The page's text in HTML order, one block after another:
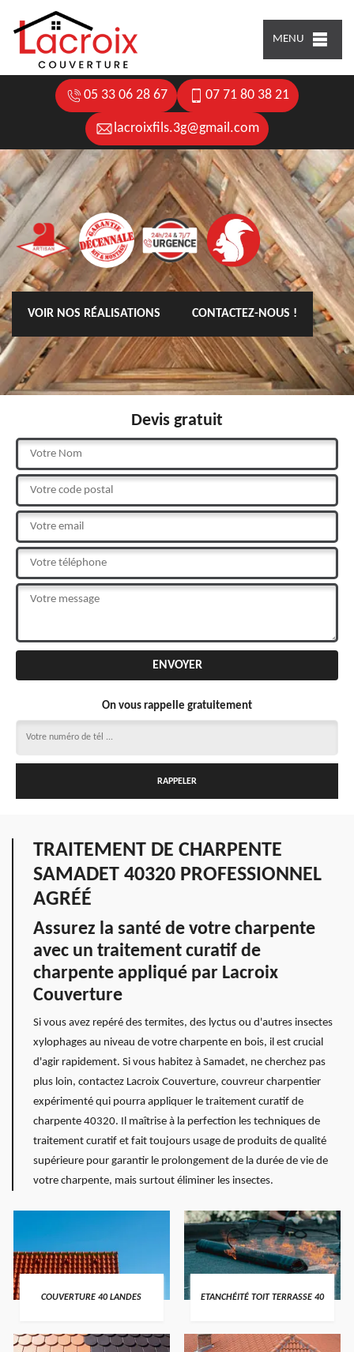
MENU
05 33 06 28 67 07 71 80 38 21
lacroixfils.3g@gmail.com
VOIR NOS RÉALISATIONS CONTACTEZ-NOUS !
Devis gratuit
On vous rappelle gratuitement
TRAITEMENT DE CHARPENTE
SAMADET 40320 PROFESSIONNEL
AGRÉÉ
Assurez la santé de votre charpente
avec un traitement curatif de
charpente appliqué par Lacroix
Couverture
Si vous avez repéré des termites, des lyctus ou d'autres insectes
xylophages au niveau de votre charpente en bois, il est crucial
d'agir rapidement. Si vous habitez à Samadet, ne cherchez pas
plus loin, contactez Lacroix Couverture, couvreur charpentier
expérimenté qui pourra appliquer le traitement curatif de
charpente 40320. Il maîtrise à la perfection les techniques de
traitement curatif et fait toujours usage de produits de qualité
supérieure pour garantir le prolongement de la durée de vie de
votre charpente, mais surtout éliminer les insectes.
COUVERTURE 40 LANDES ETANCHÉITÉ TOIT TERRASSE 40